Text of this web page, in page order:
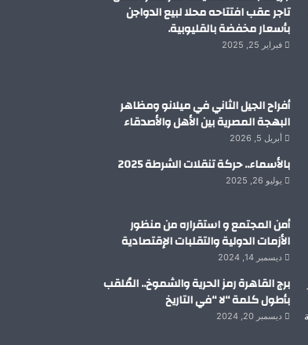
تاجر عقب افتتاحه محلا لبيع الدواجن
بأسعار مخفضة بالقليوبية.
فبراير 25, 2025
أفراح الجيل الثاني في ميلانو ومظاهر
البهجة المصرية بين الأهل والأصدقاء
أبريل 5, 2026
بالأسماء.. حركة تنقلات الشرطة 2025
يوليو 26, 2025
أمن المجتمع و استقراره من منظور
الأزمات الدولية والتقلبات الإقتصادية
ديسمبر 14, 2024
برج القاهرة رمز الحرية والشموخ.. المُلقب
بأطول كلمة “لا “في التاريخ
ديسمبر 20, 2024